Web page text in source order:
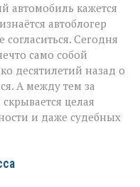
незаметный
герой
автомобильного
салона
автомобиль кажется
автоблогер
Сегодня
само собой
десятилетий назад о
А между тем за
целая
и даже судебных